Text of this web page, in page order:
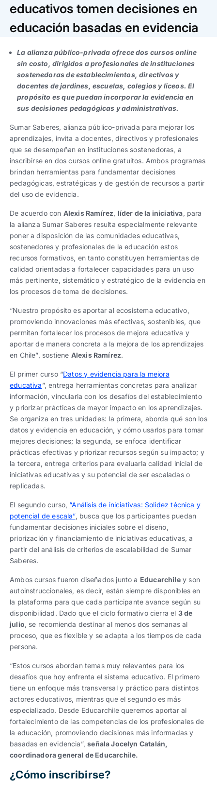
Trabaja con nosotros
Ver todo
Español|English
Ver todas
Español|English
Ver todas
Español|English
progresivos de gestión
Ver todos
Español|English
educativos tomen decisiones en
educación basadas en evidencia
La alianza público-privada ofrece dos cursos online
sin costo, dirigidos a profesionales de instituciones
sostenedoras de establecimientos, directivos y
docentes de jardines, escuelas, colegios y liceos. El
propósito es que puedan incorporar la evidencia en
sus decisiones pedagógicas y administrativas.
Sumar Saberes, alianza público-privada para mejorar los
aprendizajes, invita a docentes, directivos y profesionales
que se desempeñan en instituciones sostenedoras, a
inscribirse en dos cursos online gratuitos. Ambos programas
brindan herramientas para fundamentar decisiones
pedagógicas, estratégicas y de gestión de recursos a partir
del uso de evidencia.
De acuerdo con Alexis Ramírez, líder de la iniciativa, para
la alianza Sumar Saberes resulta especialmente relevante
poner a disposición de las comunidades educativas,
sostenedores y profesionales de la educación estos
recursos formativos, en tanto constituyen herramientas de
calidad orientadas a fortalecer capacidades para un uso
más pertinente, sistemático y estratégico de la evidencia en
los procesos de toma de decisiones.
“Nuestro propósito es aportar al ecosistema educativo,
promoviendo innovaciones más efectivas, sostenibles, que
permitan fortalecer los procesos de mejora educativa y
aportar de manera concreta a la mejora de los aprendizajes
en Chile”, sostiene Alexis Ramírez.
El primer curso “Datos y evidencia para la mejora
educativa”, entrega herramientas concretas para analizar
información, vincularla con los desafíos del establecimiento
y priorizar prácticas de mayor impacto en los aprendizajes.
Se organiza en tres unidades: la primera, aborda qué son los
datos y evidencia en educación, y cómo usarlos para tomar
mejores decisiones; la segunda, se enfoca identificar
prácticas efectivas y priorizar recursos según su impacto; y
la tercera, entrega criterios para evaluarla calidad inicial de
iniciativas educativas y su potencial de ser escaladas o
replicadas.
El segundo curso, “Análisis de iniciativas: Solidez técnica y
potencial de escala”, busca que los participantes puedan
fundamentar decisiones iniciales sobre el diseño,
priorización y financiamiento de iniciativas educativas, a
partir del análisis de criterios de escalabilidad de Sumar
Saberes.
Ambos cursos fueron diseñados junto a Educarchiley son
autoinstruccionales, es decir, están siempre disponibles en
la plataforma para que cada participante avance según su
disponibilidad. Dado que el ciclo formativo cierra el 3 de
julio, se recomienda destinar al menos dos semanas al
proceso, que es flexible y se adapta a los tiempos de cada
persona.
“Estos cursos abordan temas muy relevantes para los
desafíos que hoy enfrenta el sistema educativo. El primero
tiene un enfoque más transversal y práctico para distintos
actores educativos, mientras que el segundo es más
especializado. Desde Educarchile queremos aportar al
fortalecimiento de las competencias de los profesionales de
la educación, promoviendo decisiones más informadas y
basadas en evidencia”,señala Jocelyn Catalán,
coordinadora general de Educarchile.
¿Cómo inscribirse?